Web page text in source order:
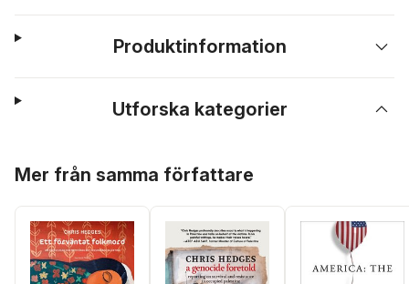
Produktinformation
Utforska kategorier
Mer från samma författare